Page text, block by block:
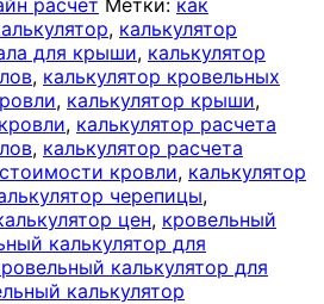
расчет Метки: как
, калькулятор
для крыши, калькулятор
, калькулятор кровельных
, калькулятор крыши,
, калькулятор расчета
, калькулятор расчета
кровли, калькулятор
черепицы,
цен, кровельный
калькулятор для
калькулятор для
калькулятор